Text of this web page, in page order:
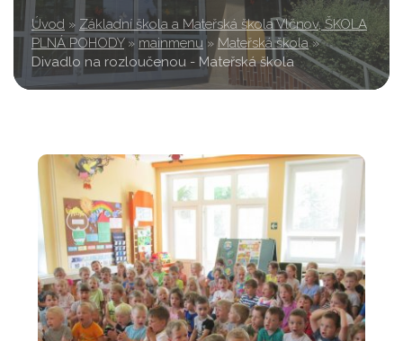
Úvod » Základní škola a Mateřská škola Vlčnov, ŠKOLA
PLNÁ POHODY » mainmenu » Mateřská škola »
Divadlo na rozloučenou - Mateřská škola